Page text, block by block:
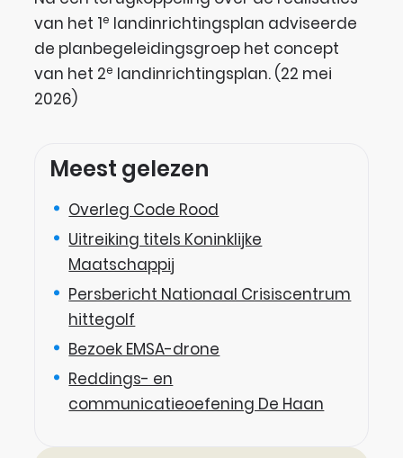
van het 1e landinrichtingsplan adviseerde
de planbegeleidingsgroep het concept
van het 2e landinrichtingsplan. (22 mei
2026)
Meest gelezen
Overleg Code Rood
Uitreiking titels Koninklijke
Maatschappij
Persbericht Nationaal Crisiscentrum
hittegolf
Bezoek EMSA-drone
Reddings- en
communicatieoefening De Haan